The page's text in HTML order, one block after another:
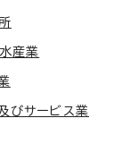
産業
びサービス業